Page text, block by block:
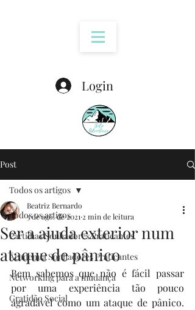
Login
Post
Todos os artigos
Partilhas Sonhadores Praticantes
Academia Sonhadores Praticantes
Networking para a mudança
Gratidão Social
Todos os artigos
Ser a ajuda exterior num
ataque de pânico
Beatriz Bernardo
3 de ago. de 20212 min de leitura
Bem sabemos que não é fácil passar
por uma experiência tão pouco
agradável como um ataque de pânico.